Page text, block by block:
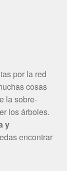
por la red
cosas
la sobre-
los árboles.
y
encontrar